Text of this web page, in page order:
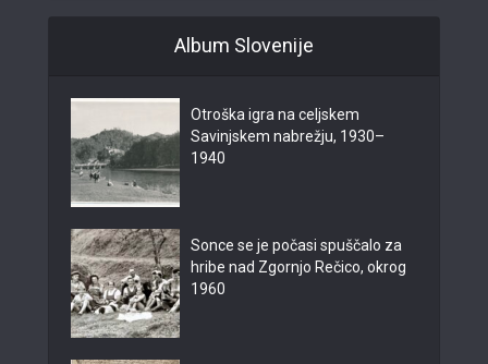
Album Slovenije
Otroška igra na celjskem
Savinjskem nabrežju, 1930–
1940
Sonce se je počasi spuščalo za
hribe nad Zgornjo Rečico, okrog
1960